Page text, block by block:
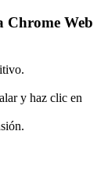
Chrome Web
y haz clic en